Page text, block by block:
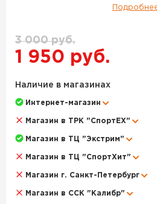
доступен для заказа в интернет-
его в корзину или позвоните по
596-160
3 000 руб.
1 950 руб.
Наличие в магазинах
Интернет-магазин
Магазин в ТРК "СпортЕХ"
Магазин в ТЦ "Экстрим"
Магазин в ТЦ "СпортХит"
Магазин г. Санкт-Петербург
Магазин в ССК "Калибр"